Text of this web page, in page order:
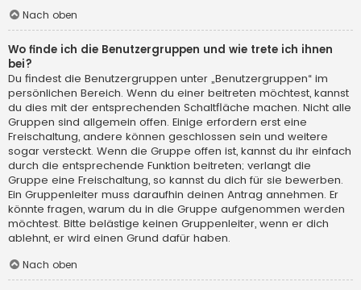
Nach oben
Wo finde ich die Benutzergruppen und wie trete ich ihnen
bei?
Du findest die Benutzergruppen unter „Benutzergruppen“ im
persönlichen Bereich. Wenn du einer beitreten möchtest, kannst
du dies mit der entsprechenden Schaltfläche machen. Nicht alle
Gruppen sind allgemein offen. Einige erfordern erst eine
Freischaltung, andere können geschlossen sein und weitere
sogar versteckt. Wenn die Gruppe offen ist, kannst du ihr einfach
durch die entsprechende Funktion beitreten; verlangt die
Gruppe eine Freischaltung, so kannst du dich für sie bewerben.
Ein Gruppenleiter muss daraufhin deinen Antrag annehmen. Er
könnte fragen, warum du in die Gruppe aufgenommen werden
möchtest. Bitte belästige keinen Gruppenleiter, wenn er dich
ablehnt, er wird einen Grund dafür haben.
Nach oben